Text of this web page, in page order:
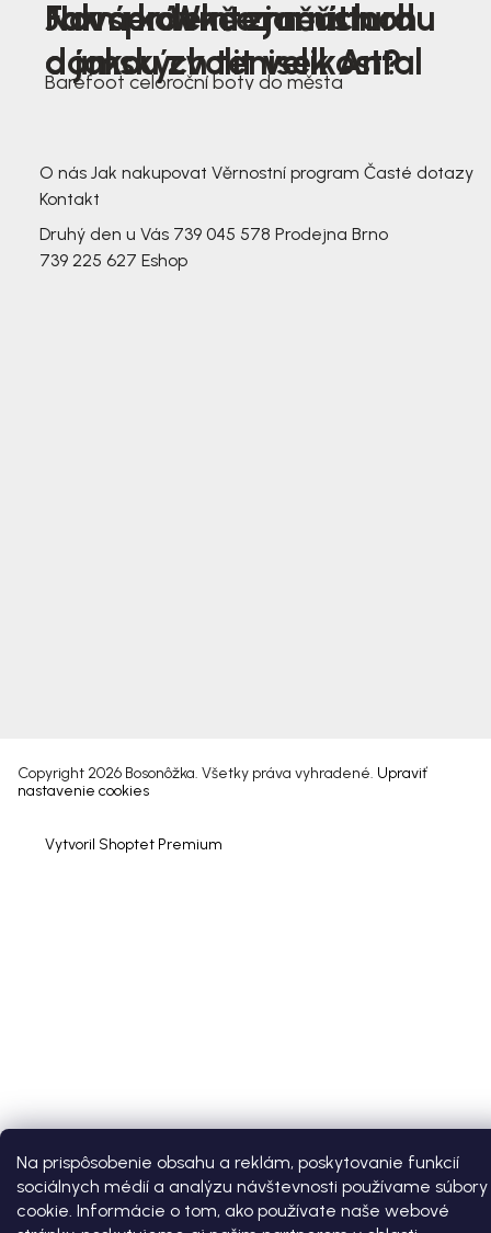
Na prispôsobenie obsahu a reklám, poskytovanie funkcií
sociálnych médií a analýzu návštevnosti používame súbory
cookie. Informácie o tom, ako používate naše webové
Nová kolekce jarních
dámských tenisek Antal
Jak správně změřit nohu
a jakou zvolit velikost?
Farmer Winter mustard
Barefoot celoroční boty do města
O nás Jak nakupovat Věrnostní program Časté dotazy
Kontakt
Druhý den u Vás 739 045 578 Prodejna Brno
739 225 627 Eshop
Vytvoril Shoptet Premium
Copyright 2026 Bosonôžka. Všetky práva vyhradené. Upraviť
nastavenie cookies